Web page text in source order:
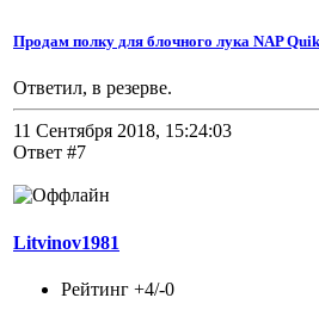
Продам полку для блочного лука NAP
Ответил, в резерве.
11 Сентября 2018, 15:24:03
Ответ #7
Litvinov1981
Рейтинг +4/-0